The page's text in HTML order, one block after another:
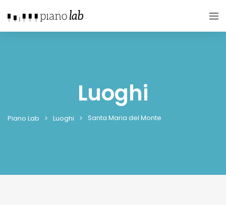
Luoghi
Piano Lab Luoghi Santa Maria del Monte